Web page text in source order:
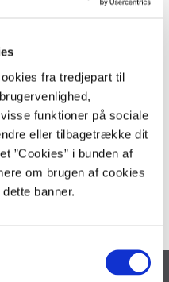
fra tredjepart til
funktioner på sociale
eller tilbagetrække dit
”Cookies” i bunden af
om brugen af cookies
banner.
under en fælles
bevillings- og